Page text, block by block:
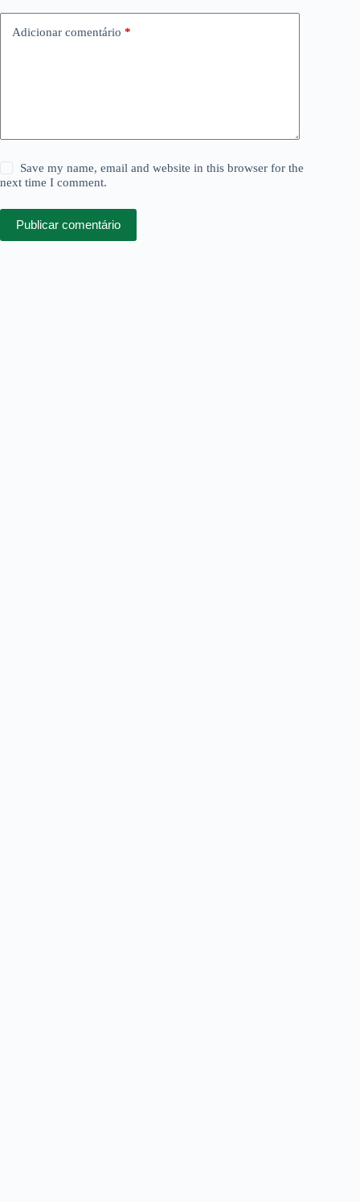
Adicionar comentário *
Save my name, email and website in this browser for the
next time I comment.
Publicar comentário